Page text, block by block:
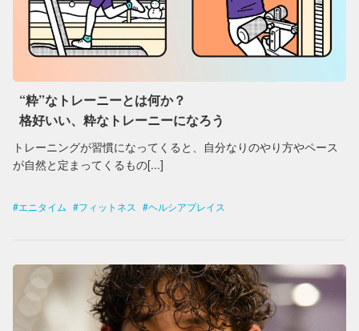
“粋”なトレーニーとは何か？
格好いい、粋なトレーニーになろう
トレーニングが習慣になってくると、自分なりのやり方やペース
が自然と定まってくるもの[...]
エニタイム フィットネス ヘルシアプレイス